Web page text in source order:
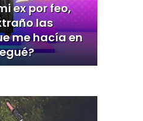
ex por feo,
las
me hacía en